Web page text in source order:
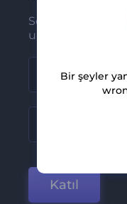
Son haber ve
ulaşsın
Katıl
Bir şeyler